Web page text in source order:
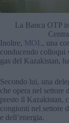
La Banca OTP
Inoltre, MOL, una
conducendo colloqui
gas del Kazakistan,
Secondo lui, una
che opera nel settore
presto il Kazakistan,
congiunti nel settore
e dell’energia.